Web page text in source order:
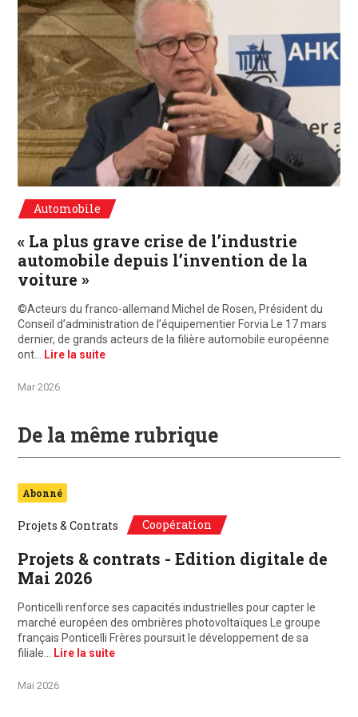
Automobile
« La plus grave crise de l’industrie
automobile depuis l’invention de la
voiture »
©Acteurs du franco-allemand Michel de Rosen, Président du
Conseil d’administration de l’équipementier Forvia Le 17 mars
dernier, de grands acteurs de la filière automobile européenne
ont…
Lire la suite
Mar 2026
De la même rubrique
Abonné
Projets & Contrats Coopération
Projets & contrats - Edition digitale de
Mai 2026
Ponticelli renforce ses capacités industrielles pour capter le
marché européen des ombrières photovoltaïques Le groupe
français Ponticelli Frères poursuit le développement de sa
filiale…
Lire la suite
Mai 2026